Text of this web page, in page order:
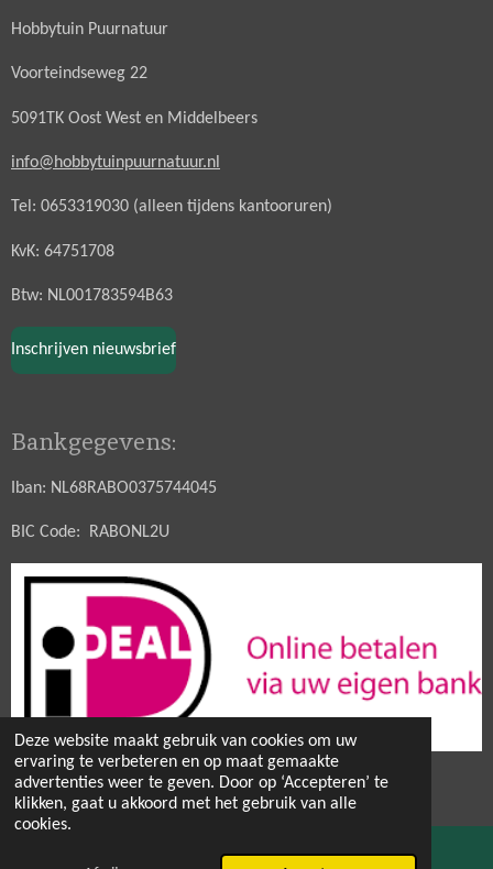
Deze website maakt gebruik van cookies om uw
ervaring te verbeteren en op maat gemaakte
advertenties weer te geven. Door op ‘Accepteren’ te
klikken, gaat u akkoord met het gebruik van alle
cookies.
Hobbytuin Puurnatuur
Voorteindseweg 22
5091TK Oost West en Middelbeers
info@hobbytuinpuurnatuur.nl
Tel: 0653319030 (alleen tijdens kantooruren)
KvK: 64751708
Btw: NL001783594B63
Inschrijven nieuwsbrief
Bankgegevens:
Iban: NL68RABO0375744045
BIC Code: RABONL2U
© 2021 - 2026 Hobbytuin Puurnatuur Zaden
Powered byJouwWeb